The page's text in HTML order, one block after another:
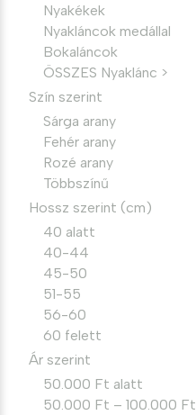
Nyakékek
Nyakláncok medállal
Bokaláncok
ÖSSZES Nyaklánc >
Szín szerint
Sárga arany
Fehér arany
Rozé arany
Többszínű
Hossz szerint (cm)
40 alatt
40-44
45-50
51-55
56-60
60 felett
Ár szerint
50.000 Ft alatt
50.000 Ft – 100.000 Ft